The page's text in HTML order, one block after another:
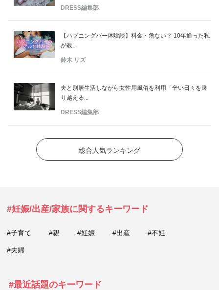
DRESS編集部
【ハプニングバー体験談】料金・危ない？ 10年通った私
が教...
鈴木 リズ
夫と別居生活しながら女性用風俗を利用「辛い日々を乗
り越える...
DRESS編集部
総合人気ランキング
#妊娠/出産/家族に関するキーワード
#子育て #親 #妊娠 #出産 #不妊
#夫婦
#最近話題のキーワード